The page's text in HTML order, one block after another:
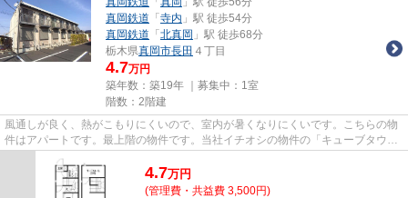
真岡鉄道 「 寺内 」駅 徒歩54分
真岡鉄道 「 北真岡 」駅 徒歩68分
栃木県真岡市長田 ４丁目
4.7万円
築年数：築19年 ｜募集中： 1室
階数：2階建
風通しが良く、熱がこもりにくいので、室内が暑くなりにくいです。こちらの物
件はアパートです。最上階の物件です。当社イチオシの物件の「キューブタウン
4.7万円
(管理費・共益費 3,500円)